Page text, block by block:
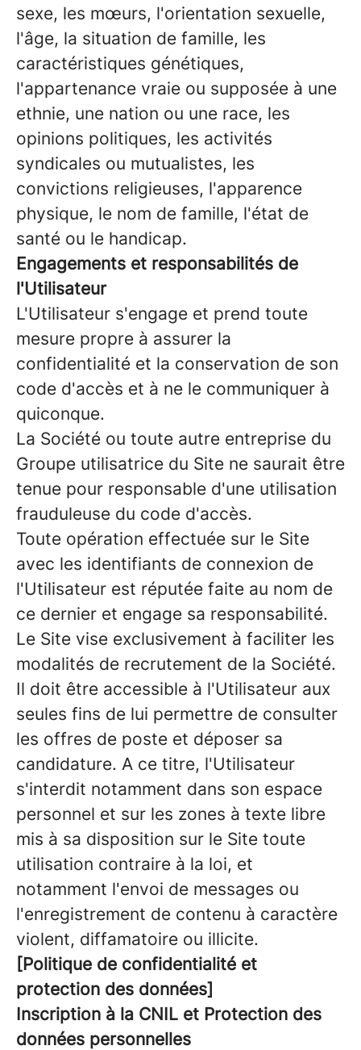
sexe, les mœurs, l'orientation sexuelle,
l'âge, la situation de famille, les
caractéristiques génétiques,
l'appartenance vraie ou supposée à une
ethnie, une nation ou une race, les
opinions politiques, les activités
syndicales ou mutualistes, les
convictions religieuses, l'apparence
physique, le nom de famille, l'état de
santé ou le handicap.
Engagements et responsabilités de
l'Utilisateur
L'Utilisateur s'engage et prend toute
mesure propre à assurer la
confidentialité et la conservation de son
code d'accès et à ne le communiquer à
quiconque.
La Société ou toute autre entreprise du
Groupe utilisatrice du Site ne saurait être
tenue pour responsable d'une utilisation
frauduleuse du code d'accès.
Toute opération effectuée sur le Site
avec les identifiants de connexion de
l'Utilisateur est réputée faite au nom de
ce dernier et engage sa responsabilité.
Le Site vise exclusivement à faciliter les
modalités de recrutement de la Société.
Il doit être accessible à l'Utilisateur aux
seules fins de lui permettre de consulter
les offres de poste et déposer sa
candidature. A ce titre, l'Utilisateur
s'interdit notamment dans son espace
personnel et sur les zones à texte libre
mis à sa disposition sur le Site toute
utilisation contraire à la loi, et
notamment l'envoi de messages ou
l'enregistrement de contenu à caractère
violent, diffamatoire ou illicite.
[Politique de confidentialité et
protection des données]
Inscription à la CNIL et Protection des
données personnelles